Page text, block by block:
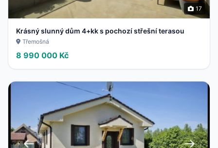
17
Krásný slunný dům 4+kk s pochozí střešní terasou
Třemošná
8 990 000 Kč